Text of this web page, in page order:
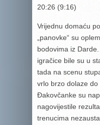
20:26 (9:16)
Vrijednu domaću
„panovke“ su
bodovima iz
igračice bile su u
tada na scenu
vrlo brzo dolaze
Đakovčanke su
nagovijestile
trenucima